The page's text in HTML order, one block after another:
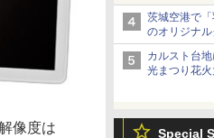
サーズへの
茨城空港で
のオリジナ
カルスト台
光まつり花火
Special
像度は